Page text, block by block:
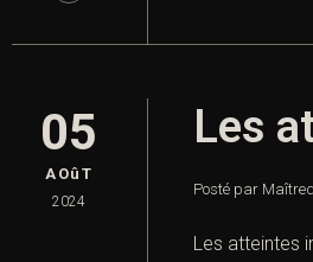
05
AOûT
2024
Les
Posté par Maître
Les atteintes